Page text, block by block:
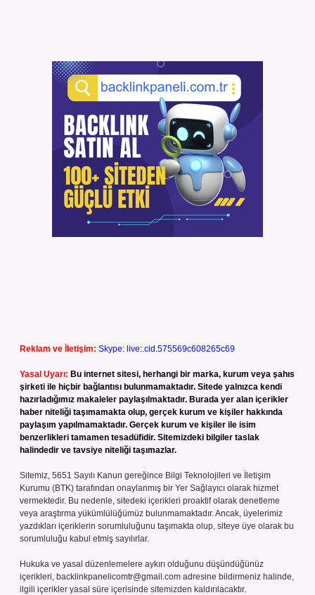
Reklam ve İletişim: Skype: live:.cid.575569c608265c69
Yasal Uyarı: Bu internet sitesi, herhangi bir marka, kurum veya şahıs
şirketi ile hiçbir bağlantısı bulunmamaktadır. Sitede yalnızca kendi
hazırladığımız makaleler paylaşılmaktadır. Burada yer alan içerikler
haber niteliği taşımamakta olup, gerçek kurum ve kişiler hakkında
paylaşım yapılmamaktadır. Gerçek kurum ve kişiler ile isim
benzerlikleri tamamen tesadüfidir. Sitemizdeki bilgiler taslak
halindedir ve tavsiye niteliği taşımazlar.
Sitemiz, 5651 Sayılı Kanun gereğince Bilgi Teknolojileri ve İletişim
Kurumu (BTK) tarafından onaylanmış bir Yer Sağlayıcı olarak hizmet
vermektedir. Bu nedenle, sitedeki içerikleri proaktif olarak denetleme
veya araştırma yükümlülüğümüz bulunmamaktadır. Ancak, üyelerimiz
yazdıkları içeriklerin sorumluluğunu taşımakta olup, siteye üye olarak bu
sorumluluğu kabul etmiş sayılırlar.
Hukuka ve yasal düzenlemelere aykırı olduğunu düşündüğünüz
içerikleri, backlinkpanelicomtr@gmail.com adresine bildirmeniz halinde,
ilgili içerikler yasal süre içerisinde sitemizden kaldırılacaktır.